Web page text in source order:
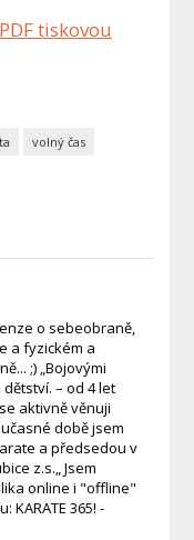
tiskovou
volný čas
o sebeobraně,
a fyzickém a
;) „Bojovými
– od 4 let
aktivně věnuji
době jsem
a předsedou v
z.s.„ Jsem
online i "offline"
KARATE 365! -